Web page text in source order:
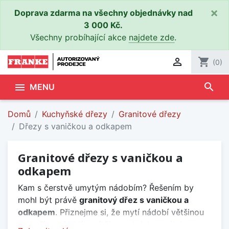
Doprava zdarma na všechny objednávky nad
3 000 Kč.
Všechny probíhající akce najdete zde.
×
 shopping_cart (0)
 MENU search
Domů Kuchyňské dřezy
Granitové dřezy
Dřezy s vaničkou a odkapem
Granitové dřezy s vaničkou a
odkapem
Kam s čerstvě umytým nádobím? Řešením by
mohl být právě granitový dřez s vaničkou a
odkapem. Přiznejme si, že mytí nádobí většinou